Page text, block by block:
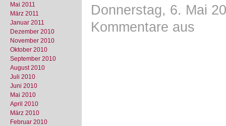
Mai 2011
März 2011
Januar 2011
Dezember 2010
November 2010
Oktober 2010
September 2010
August 2010
Juli 2010
Juni 2010
Mai 2010
April 2010
März 2010
Februar 2010
Donnerstag, 6. Mai
Kommentare aus